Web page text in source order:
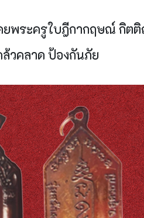
ยพระครูใบฎีกากฤษณ์ กิต
คลาด ป้องกันภัย